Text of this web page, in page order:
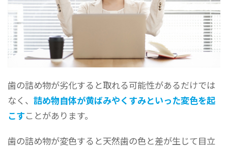
歯の詰め物が劣化すると取れる可能性があるだけでは
なく、詰め物自体が黄ばみやくすみといった変色を起
こすことがあります。
歯の詰め物が変色すると天然歯の色と差が生じて目立